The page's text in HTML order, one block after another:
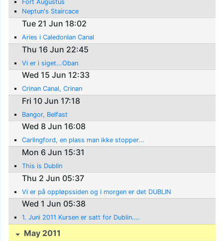
Fort Augustus
Neptun's Staircace
Tue 21 Jun 18:02
Aries i Caledonian Canal
Thu 16 Jun 22:45
Vi er i siget...Oban
Wed 15 Jun 12:33
Crinan Canal, Crinan
Fri 10 Jun 17:18
Bangor, Belfast
Wed 8 Jun 16:08
Carlingford, en plass man ikke stopper...
Mon 6 Jun 15:31
This is Dublin
Thu 2 Jun 05:37
Vi er på oppløpssiden og i morgen er det DUBLIN
Wed 1 Jun 05:38
1. Juni 2011 Kursen er satt for Dublin....
May 2011